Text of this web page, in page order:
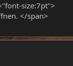
size:7pt">
</span>